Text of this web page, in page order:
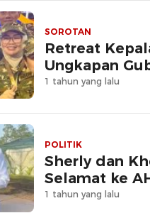
SOROTAN
Retreat
Ungkapan
1 tahun yang lalu
POLITIK
Sherly dan
Selamat ke
1 tahun yang lalu